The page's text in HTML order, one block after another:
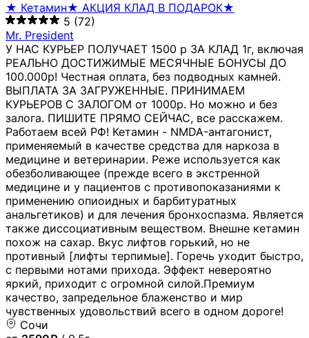
★ Кетамин★ АКЦИЯ КЛАД В ПОДАРОК★
5 (72)
Mr. President
У НАС КУРЬЕР ПОЛУЧАЕТ 1500 р ЗА КЛАД 1г, включая
РЕАЛЬНО ДОСТИЖИМЫЕ МЕСЯЧНЫЕ БОНУСЫ ДО
100.000р! Честная оплата, без подводных камней.
ВЫПЛАТА ЗА ЗАГРУЖЕННЫЕ. ПРИНИМАЕМ
КУРЬЕРОВ С ЗАЛОГОМ от 1000р. Но можно и без
залога. ПИШИТЕ ПРЯМО СЕЙЧАС, все расскажем.
Работаем всей РФ! Кетамин - NMDA-антагонист,
применяемый в качестве средства для наркоза в
медицине и ветеринарии. Реже используется как
обезболивающее (прежде всего в экстренной
медицине и у пациентов с противопоказаниями к
применению опиоидных и барбитуратных
анальгетиков) и для лечения бронхоспазма. Является
также диссоциативным веществом. Внешне кетамин
похож на сахар. Вкус лифтов горький, но не
противный [лифты терпимые]. Горечь уходит быстро,
с первыми нотами прихода. Эффект невероятно
яркий, приходит с огромной силой.Премиум
качество, запредельное блаженство и мир
чувственных удовольствий всего в одном дороге!
Сочи